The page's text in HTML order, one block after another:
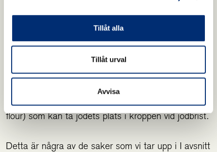
Tillåt alla
Tillåt urval
Avvisa
sköldkörteln, speciellt om du har brist på jod. Detta
går att förebygga genom att ta höga doser (cirka
100 mg) jodid senast tre timmar efter exponering.
Jod har även en skyddande effekt mot tungmetaller
och halogener (brom, radioaktivt jod, krom och
flour) som kan ta jodets plats i kroppen vid jodbrist.
Detta är några av de saker som vi tar upp i I avsnitt